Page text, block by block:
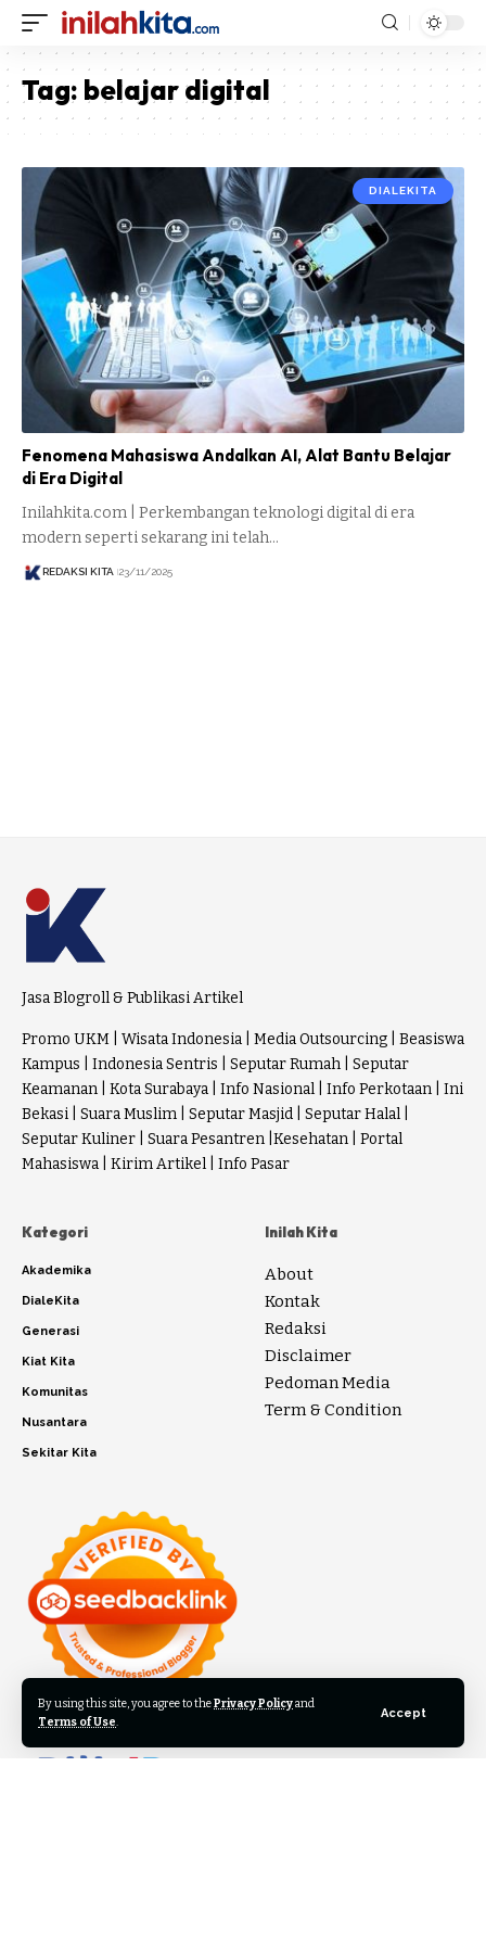
By using this site, you agree to thePrivacy Policyand
Terms of Use.
Accept
Tag: belajar digital
DIALEKITA
Fenomena Mahasiswa Andalkan AI, Alat Bantu Belajar
di Era Digital
Inilahkita.com | Perkembangan teknologi digital di era
modern seperti sekarang ini telah…
REDAKSI KITA 23/11/2025
Jasa Blogroll & Publikasi Artikel
Promo UKM Wisata Indonesia Media Outsourcing
Beasiswa
Kampus
Indonesia Sentris Seputar Rumah
Seputar
Keamanan
Kota Surabaya Info Nasional Info Perkotaan
Ini
Bekasi
Suara Muslim Seputar Masjid Seputar Halal
Seputar Kuliner
Suara Pesantren Kesehatan
Portal
Mahasiswa
Kirim Artikel Info Pasar
Kategori
Akademika
DialeKita
Generasi
Kiat Kita
Komunitas
Nusantara
Sekitar Kita
Inilah Kita
About
Kontak
Redaksi
Disclaimer
Pedoman Media
Term & Condition